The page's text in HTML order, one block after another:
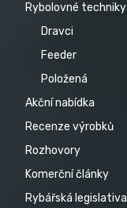
Rybolovné techniky
Dravci
Feeder
Položená
Akční nabídka
Recenze výrobků
Rozhovory
Komerční články
Rybářská legislativa